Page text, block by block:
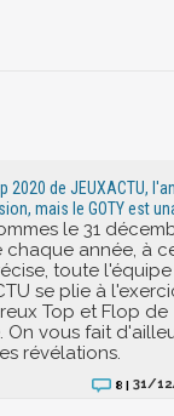
2020 de JEUXACTU,
mais le GOTY est
le 31
chaque année, à
toute
se plie à
Top et Flop de
On vous fait
révélations.
8 | 31/